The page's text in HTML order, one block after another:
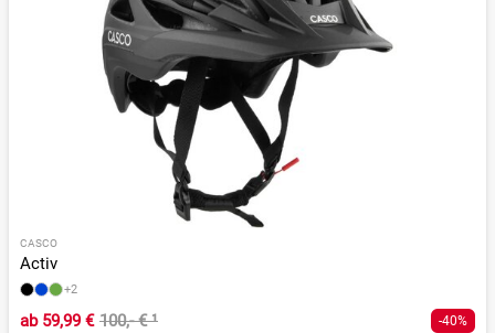
CASCO
Activ
+2
ab59,99 € 100,- €¹ -40%